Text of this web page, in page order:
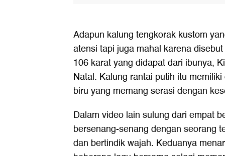
Adapun kalung tengkorak kustom
atensi tapi juga mahal karena
106 karat yang didapat dari ibunya,
Natal. Kalung rantai putih itu
biru yang memang serasi dengan
Dalam video lain sulung dari empat
bersenang-senang dengan seorang
dan bertindik wajah. Keduanya